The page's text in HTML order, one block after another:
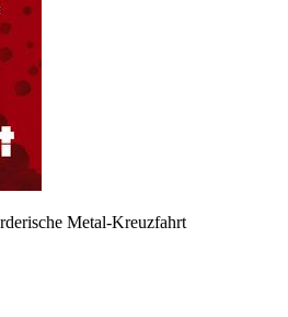
Metal-Kreuzfahrt